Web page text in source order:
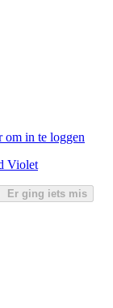
om in te loggen
Violet
Er ging iets mis